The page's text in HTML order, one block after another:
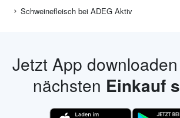
Schweinefleisch bei ADEG Aktiv
Jetzt App
nächsten Einkauf